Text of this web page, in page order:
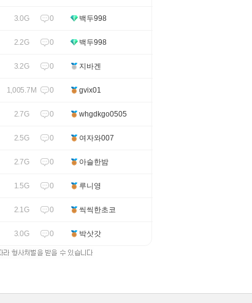
3.0G 0 백두998
2.2G 0 백두998
3.2G 0 지바겐
1,005.7M 0 gvix01
2.7G 0 whgdkgo0505
2.5G 0 여자와007
2.7G 0 아슬한밤
1.5G 0 루니영
2.1G 0 씩씩한초코
3.0G 0 박삿갓